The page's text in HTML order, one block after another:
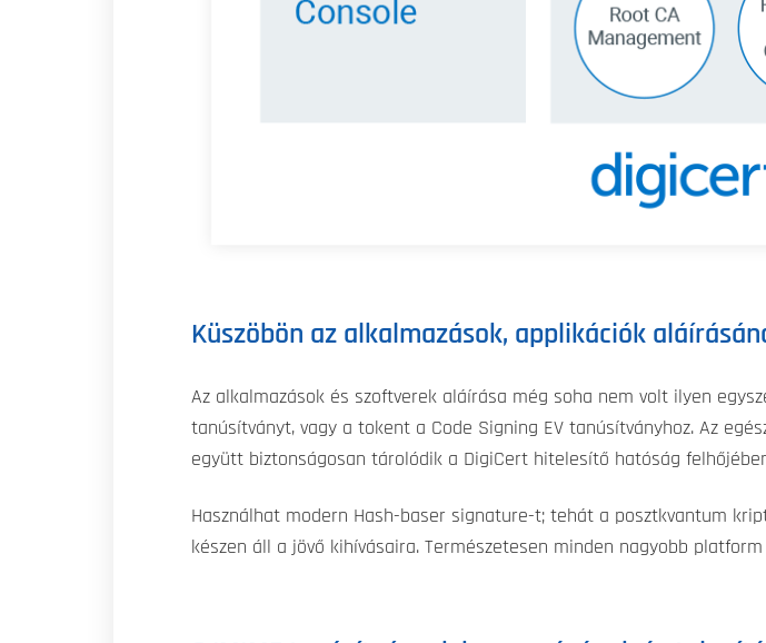
Küszöbön az alkalmazások, applikációk
Az alkalmazások és szoftverek aláírása még soha nem volt ilyen
tanúsítványt, vagy a tokent a Code Signing EV tanúsítványhoz. Az
együtt biztonságosan tárolódik a DigiCert hitelesítő hatóság
Használhat modern Hash-baser signature-t; tehát a posztkvantum
készen áll a jövő kihívásaira. Természetesen minden nagyobb